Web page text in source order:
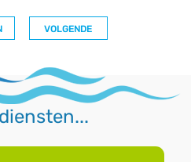
VOLGENDE